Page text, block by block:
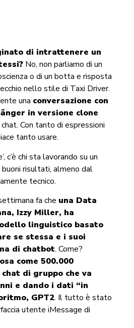
di intrattenere un
No, non parliamo di un
o di un botta e risposta
nello stile di Taxi Driver.
una conversazione con
in versione clone
Con tanto di espressioni
tanto usare.
c’è chi sta lavorando su un
risultati, almeno dal
tecnico.
fa che una Data
Izzy Miller, ha
linguistico basato
se stessa e i suoi
di chatbot. Come?
come 500.000
di gruppo che va
e dando i dati “in
GPT2. Il tutto è stato
utente iMessage di